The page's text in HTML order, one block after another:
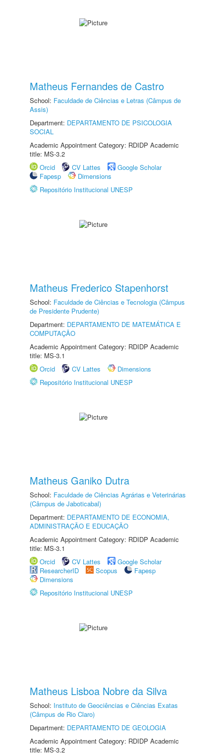
Matheus Fernandes de Castro
School: Faculdade de Ciências e Letras (Câmpus de
Assis)
Department: DEPARTAMENTO DE PSICOLOGIA
SOCIAL
Academic Appointment Category: RDIDP Academic
title: MS-3.2
Orcid
CV Lattes
Google Scholar
Fapesp
Dimensions
Repositório Institucional UNESP
Matheus Frederico Stapenhorst
School: Faculdade de Ciências e Tecnologia (Câmpus
de Presidente Prudente)
Department: DEPARTAMENTO DE MATEMÁTICA E
COMPUTAÇÃO
Academic Appointment Category: RDIDP Academic
title: MS-3.1
Orcid
CV Lattes
Dimensions
Repositório Institucional UNESP
Matheus Ganiko Dutra
School: Faculdade de Ciências Agrárias e Veterinárias
(Câmpus de Jaboticabal)
Department: DEPARTAMENTO DE ECONOMIA,
ADMINISTRAÇÃO E EDUCAÇÃO
Academic Appointment Category: RDIDP Academic
title: MS-3.1
Orcid
CV Lattes
Google Scholar
ResearcherID
Scopus
Fapesp
Dimensions
Repositório Institucional UNESP
Matheus Lisboa Nobre da Silva
School: Instituto de Geociências e Ciências Exatas
(Câmpus de Rio Claro)
Department: DEPARTAMENTO DE GEOLOGIA
Academic Appointment Category: RDIDP Academic
title: MS-3.2